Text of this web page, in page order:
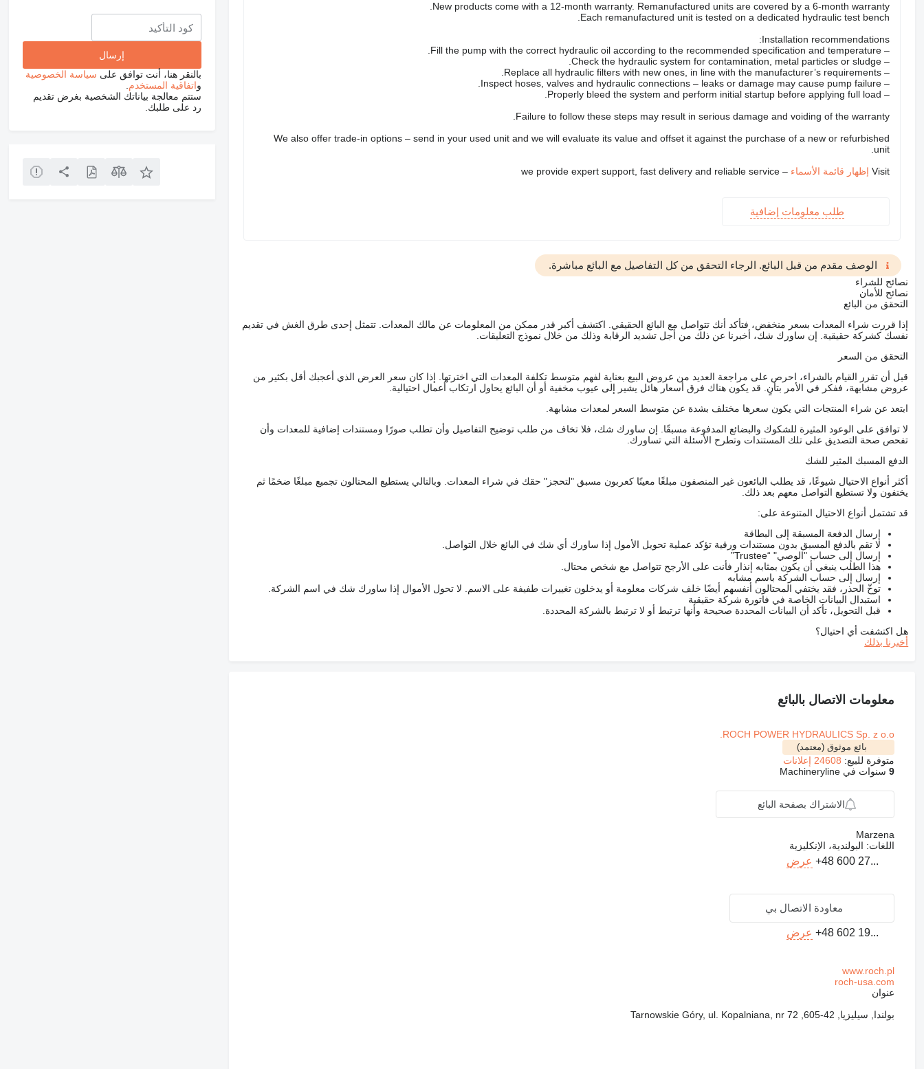
New products come with a 12-month warranty. Remanufactured units are covered by a 6-month warranty.
Each remanufactured unit is tested on a dedicated hydraulic test bench.
Installation recommendations:
– Fill the pump with the correct hydraulic oil according to the recommended specification and temperature.
– Check the hydraulic system for contamination, metal particles or sludge.
– Replace all hydraulic filters with new ones, in line with the manufacturer’s requirements.
– Inspect hoses, valves and hydraulic connections – leaks or damage may cause pump failure.
– Properly bleed the system and perform initial startup before applying full load.
Failure to follow these steps may result in serious damage and voiding of the warranty.
We also offer trade-in options – send in your used unit and we will evaluate its value and offset it against the purchase of a new or refurbished
unit.
Visit إظهار قائمة الأسماء – we provide expert support, fast delivery and reliable service
طلب معلومات إضافية
الوصف مقدم من قبل البائع. الرجاء التحقق من كل التفاصيل مع البائع مباشرة.
نصائح للشراء
نصائح للأمان
التحقق من البائع
إذا قررت شراء المعدات بسعر منخفض، فتأكد أنك تتواصل مع البائع الحقيقي. اكتشف أكبر قدر ممكن من المعلومات عن مالك المعدات. تتمثل إحدى طرق الغش في تقديم
نفسك كشركة حقيقية. إن ساورك شك، أخبرنا عن ذلك من أجل تشديد الرقابة وذلك من خلال نموذج التعليقات.
التحقق من السعر
قبل أن تقرر القيام بالشراء، احرص على مراجعة العديد من عروض البيع بعناية لفهم متوسط تكلفة المعدات التي اخترتها. إذا كان سعر العرض الذي أعجبك أقل بكثير من
عروض مشابهة، ففكر في الأمر بتأنٍ. قد يكون هناك فرق أسعار هائل يشير إلى عيوب مخفية أو أن البائع يحاول ارتكاب أعمال احتيالية.
ابتعد عن شراء المنتجات التي يكون سعرها مختلف بشدة عن متوسط السعر لمعدات مشابهة.
لا توافق على الوعود المثيرة للشكوك والبضائع المدفوعة مسبقًا. إن ساورك شك، فلا تخاف من طلب توضيح التفاصيل وأن تطلب صورًا ومستندات إضافية للمعدات وأن
تفحص صحة التصديق على تلك المستندات وتطرح الأسئلة التي تساورك.
الدفع المسبك المثير للشك
أكثر أنواع الاحتيال شيوعًا، قد يطلب البائعون غير المنصفون مبلغًا معينًا كعربون مسبق "لتحجز" حقك في شراء المعدات. وبالتالي يستطيع المحتالون تجميع مبلغًا ضخمًا ثم
يختفون ولا تستطيع التواصل معهم بعد ذلك.
قد تشتمل أنواع الاحتيال المتنوعة على:
إرسال الدفعة المسبقة إلى البطاقة
لا تقم بالدفع المسبق بدون مستندات ورقية تؤكد عملية تحويل الأمول إذا ساورك أي شك في البائع خلال التواصل.
إرسال إلى حساب "الوصي" “Trustee”
هذا الطلب ينبغي أن يكون بمثابه إنذار فأنت على الأرجح تتواصل مع شخص محتال.
إرسال إلى حساب الشركة باسم مشابه
توخّ الحذر، فقد يختفي المحتالون أنفسهم أيضًا خلف شركات معلومة أو يدخلون تغييرات طفيفة على الاسم. لا تحول الأموال إذا ساورك شك في اسم الشركة.
استبدال البيانات الخاصة في فاتورة شركة حقيقية
قبل التحويل، تأكد أن البيانات المحددة صحيحة وأنها ترتبط أو لا ترتبط بالشركة المحددة.
هل اكتشفت أي احتيال؟
أخبرنا بذلك
معلومات الاتصال بالبائع
ROCH POWER HYDRAULICS Sp. z o.o.
بائع موثوق (معتمد)
متوفرة للبيع: 24608 إعلانات
9سنوات في Machineryline
الاشتراك بصفحة البائع
Marzena
اللغات: البولندية، الإنكليزية
+48 600 27... عرض
معاودة الاتصال بي
+48 602 19... عرض
www.roch.pl
roch-usa.com
عنوان
بولندا, سيليزيا, 42-605, Tarnowskie Góry, ul. Kopalniana, nr 72
بالنقر هنا، أنت توافق على سياسة الخصوصية
واتفاقية المستخدم
ستتم معالجة بياناتك الشخصية بغرض تقديم
رد على طلبك.